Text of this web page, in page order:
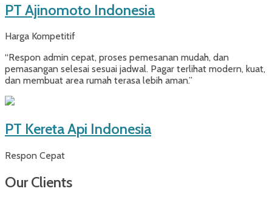
PT Ajinomoto Indonesia
Harga Kompetitif
“Respon admin cepat, proses pemesanan mudah, dan
pemasangan selesai sesuai jadwal. Pagar terlihat modern, kuat,
dan membuat area rumah terasa lebih aman.”
PT Kereta Api Indonesia
Respon Cepat
Our Clients